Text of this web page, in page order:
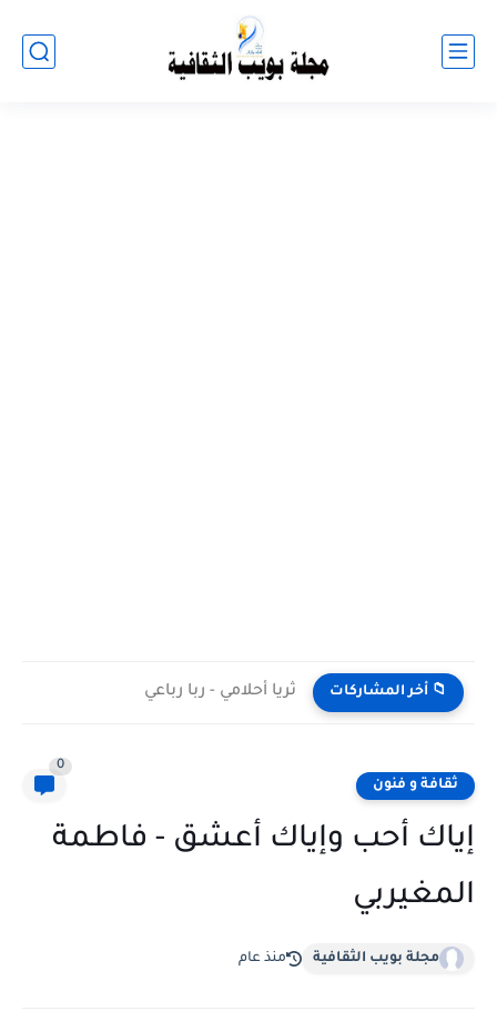
📁 أخر المشاركات ثريا أحلامي - ربا رباعي
ثقافة و فنون
0
إياك أحب وإياك أعشق - فاطمة
المغيربي
مجلة بويب الثقافية منذ عام